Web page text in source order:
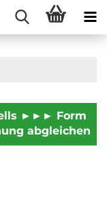
►►► Form
abgleichen